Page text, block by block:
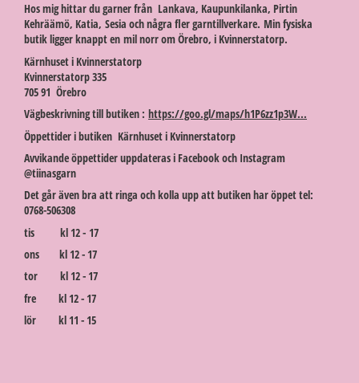
Hos mig hittar du garner från Lankava, Kaupunkilanka, Pirtin
Kehräämö, Katia, Sesia och några fler garntillverkare. Min fysiska
butik ligger knappt en mil norr om Örebro, i Kvinnerstatorp.
Kärnhuset i Kvinnerstatorp
Kvinnerstatorp 335
705 91 Örebro
Vägbeskrivning till butiken : https://goo.gl/maps/h1P6zz1p3W...
Öppettider i butiken Kärnhuset i Kvinnerstatorp
Avvikande öppettider uppdateras i Facebook och Instagram
@tiinasgarn
Det går även bra att ringa och kolla upp att butiken har öppet tel:
0768-506308
tis kl 12 - 17
ons kl 12 - 17
tor kl 12 - 17
fre kl 12 - 17
lör kl 11 - 15